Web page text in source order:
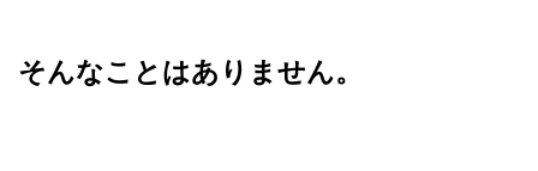
そんなことはありません。